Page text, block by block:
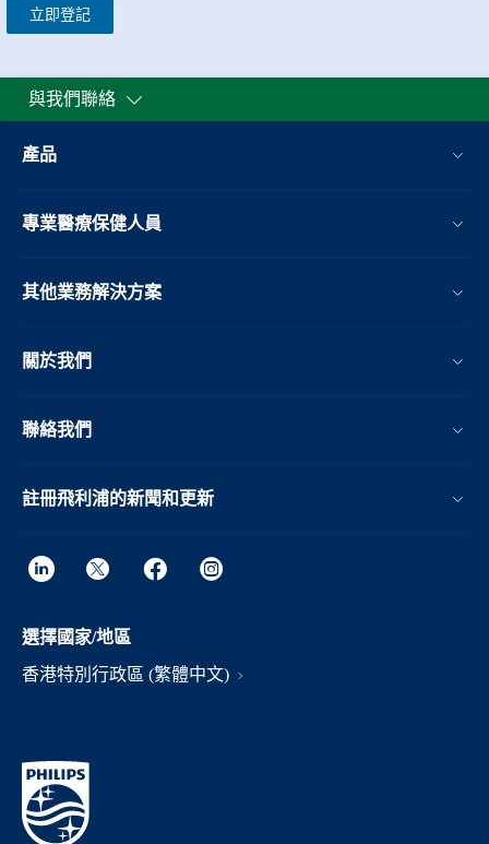
立即登記
與我們聯絡
產品
專業醫療保健人員
其他業務解決方案​
關於我們
聯絡我們
註冊飛利浦的新聞和更新
選擇國家/地區
香港特別行政區 (繁體中文)